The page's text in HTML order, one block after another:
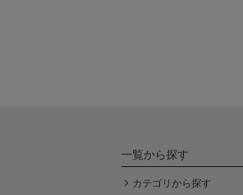
一覧から探す
カテゴリから探す